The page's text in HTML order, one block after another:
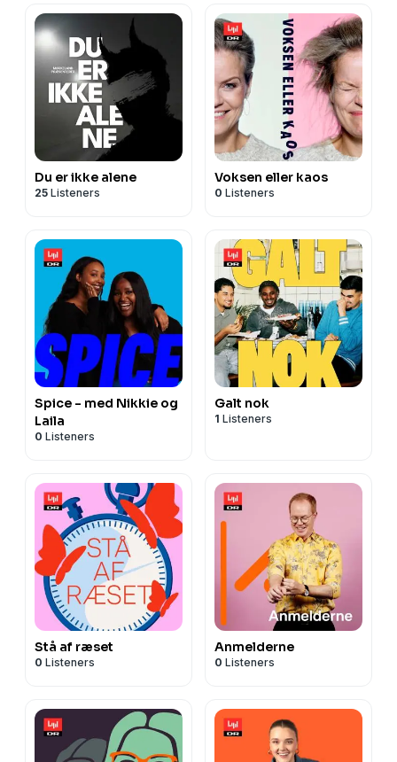
Du er ikke alene
25 Listeners
Voksen eller kaos
0 Listeners
Spice - med Nikkie og
Laila
0 Listeners
Galt nok
1 Listeners
Stå af ræset
0 Listeners
Anmelderne
0 Listeners